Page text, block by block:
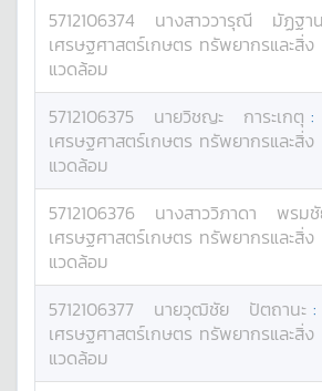
5712106374 นางสาววารุณี มัฏฐา
เศรษฐศาสตร์เกษตร ทรัพยากรและสิ่ง
แวดล้อม
5712106375 นายวิชญะ การะเกตุ :
เศรษฐศาสตร์เกษตร ทรัพยากรและสิ่ง
แวดล้อม
5712106376 นางสาววิภาดา พรม
เศรษฐศาสตร์เกษตร ทรัพยากรและสิ่ง
แวดล้อม
5712106377 นายวุฒิชัย ปัตถานะ :
เศรษฐศาสตร์เกษตร ทรัพยากรและสิ่ง
แวดล้อม